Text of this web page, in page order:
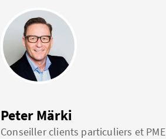
Peter Märki
Conseiller clients particuliers et PME